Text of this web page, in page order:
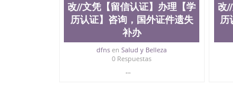
改//文凭【留信认证】办理【学
历认证】咨询，国外证件遗失
补办
dfns enSalud y Belleza
0 Respuestas
...
改
历